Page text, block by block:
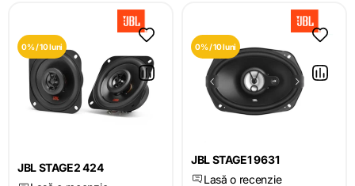
0% / 10 luni
JBL STAGE2 424
0% / 10 luni
JBL STAGE1 9631
Lasă o recenzie